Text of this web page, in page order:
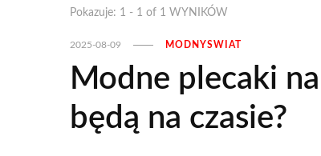
Pokazuje: 1 - 1 of 1 WYNIKÓW
2025-08-09 MODNYSWIAT
Modne plecaki
będą na czasie?